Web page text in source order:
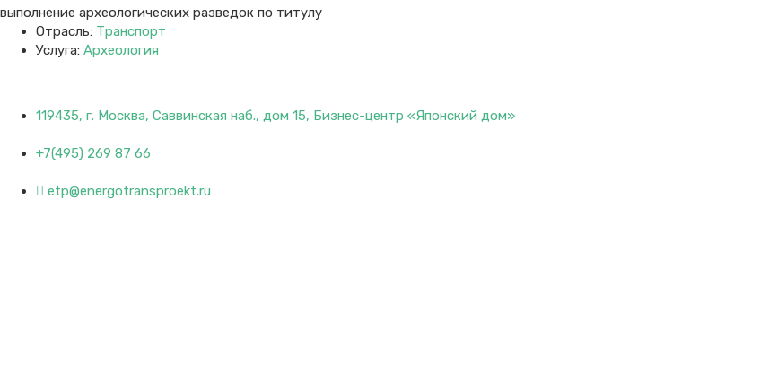
выполнение археологических разведок по титулу
Отрасль: Транспорт
Услуга: Археология
119435, г. Москва, Саввинская наб., дом 15, Бизнес-центр «Японский дом»
+7(495) 269 87 66
etp@energotransproekt.ru